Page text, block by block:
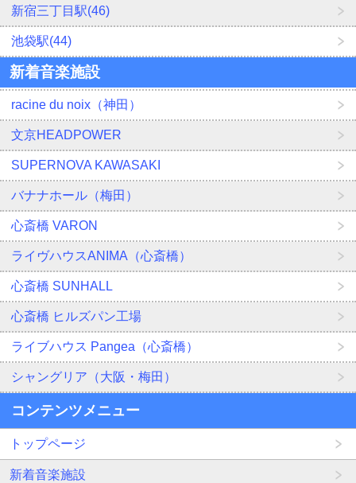
新宿三丁目駅(46)
池袋駅(44)
新着音楽施設
racine du noix（神田）
文京HEADPOWER
SUPERNOVA KAWASAKI
バナナホール（梅田）
心斎橋 VARON
ライヴハウスANIMA（心斎橋）
心斎橋 SUNHALL
心斎橋 ヒルズパン工場
ライブハウス Pangea（心斎橋）
シャングリア（大阪・梅田）
コンテンツメニュー
トップページ
新着音楽施設